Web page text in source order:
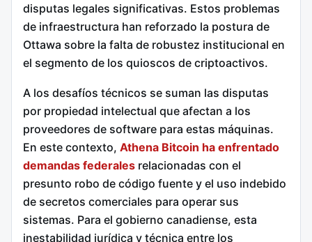
disputas legales significativas. Estos problemas
de infraestructura han reforzado la postura de
Ottawa sobre la falta de robustez institucional en
el segmento de los quioscos de criptoactivos.
A los desafíos técnicos se suman las disputas
por propiedad intelectual que afectan a los
proveedores de software para estas máquinas.
En este contexto, Athena Bitcoin ha enfrentado
demandas federales relacionadas con el
presunto robo de código fuente y el uso indebido
de secretos comerciales para operar sus
sistemas. Para el gobierno canadiense, esta
inestabilidad jurídica y técnica entre los